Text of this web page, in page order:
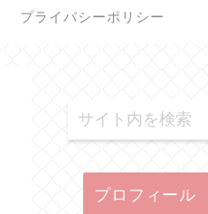
プライバシーポリシー
プロフィール